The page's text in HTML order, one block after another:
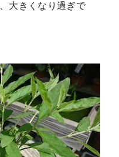
大きくなり過ぎで